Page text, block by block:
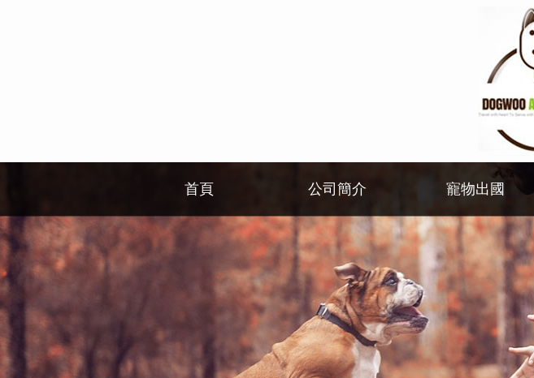
首頁 公司簡介 寵物出國